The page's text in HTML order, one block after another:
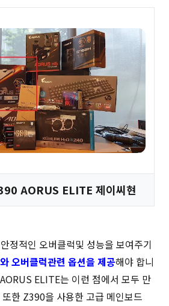
AORUS ELITE 제이씨현
정적인 오버클럭및 성능을 보여주기
오버클럭관련 옵션을 제공해야 합니
ELITE는 이런 점에서 모두 만
한 Z390을 사용한 고급 메인보드